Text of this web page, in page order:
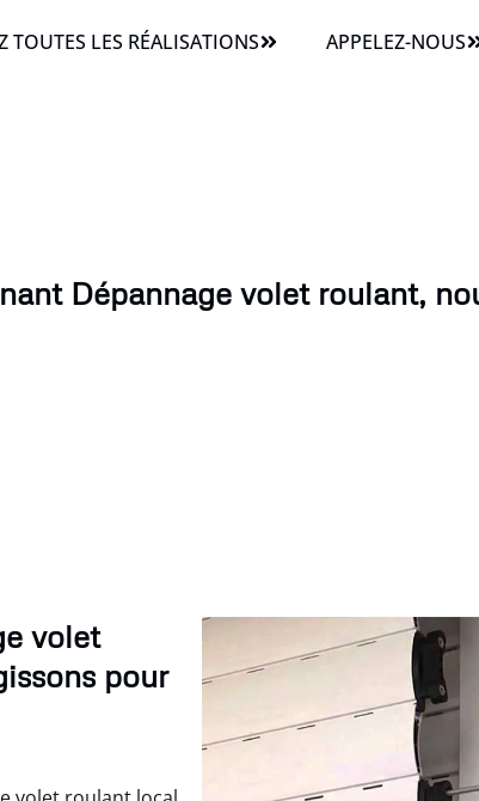
TOUTES LES RÉALISATIONS APPELEZ-NOUS
Dépannage volet roulant,
volet
pour